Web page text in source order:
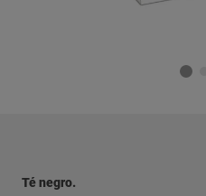
Té negro.